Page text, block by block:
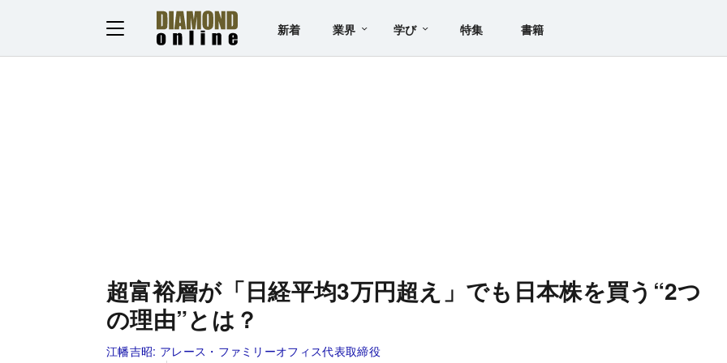
新着 業界 学び 特集 書籍
超富裕層が「日経平均3万円超え」でも日本株を買う“2つ
の理由”とは？
江幡吉昭: アレース・ファミリーオフィス代表取締役